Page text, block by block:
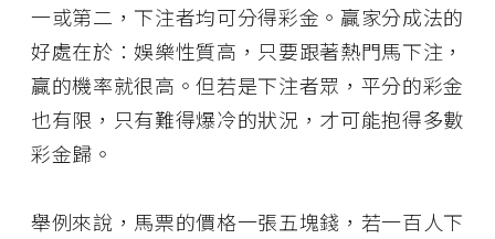
一或第二，下注者均可分得彩金。贏家分成法的
好處在於：娛樂性質高，只要跟著熱門馬下注，
贏的機率就很高。但若是下注者眾，平分的彩金
也有限，只有難得爆冷的狀況，才可能抱得多數
彩金歸。
舉例來說，馬票的價格一張五塊錢，若一百人下